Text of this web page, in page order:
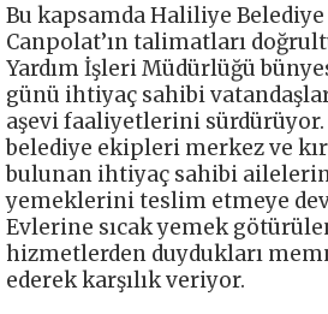
Bu kapsamda Haliliye
Canpolat’ın talimatları
Yardım İşleri Müdürlüğü
günü ihtiyaç sahibi
aşevi faaliyetlerini sürdürüyor.
belediye ekipleri merkez ve
bulunan ihtiyaç sahibi
yemeklerini teslim etmeye
Evlerine sıcak yemek
hizmetlerden duydukları
ederek karşılık veriyor.